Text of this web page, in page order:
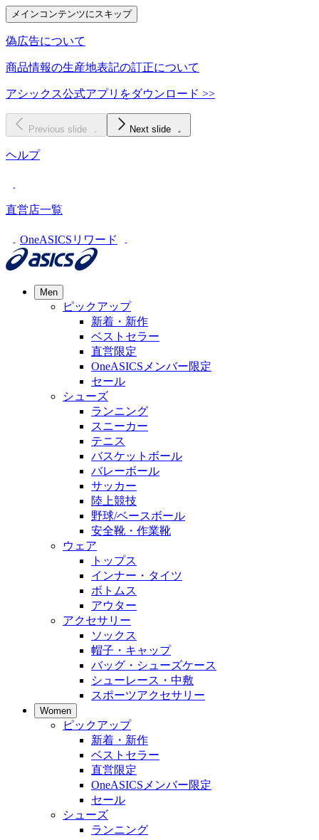
メインコンテンツにスキップ
偽広告について
商品情報の生産地表記の訂正について
アシックス公式アプリをダウンロード >>
Previous slide Next slide
ヘルプ
直営店一覧
OneASICSリワード
Men
ピックアップ
新着・新作
ベストセラー
直営限定
OneASICSメンバー限定
セール
シューズ
ランニング
スニーカー
テニス
バスケットボール
バレーボール
サッカー
陸上競技
野球/ベースボール
安全靴・作業靴
ウェア
トップス
インナー・タイツ
ボトムス
アウター
アクセサリー
ソックス
帽子・キャップ
バッグ・シューズケース
シューレース・中敷
スポーツアクセサリー
Women
ピックアップ
新着・新作
ベストセラー
直営限定
OneASICSメンバー限定
セール
シューズ
ランニング